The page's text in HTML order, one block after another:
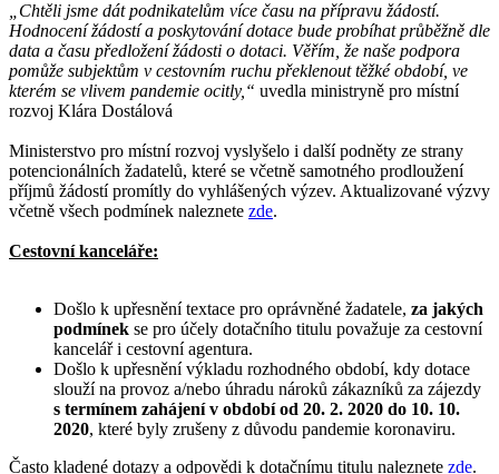
„Chtěli jsme dát podnikatelům více času na přípravu žádostí.
Hodnocení žádostí a poskytování dotace bude probíhat průběžně dle
data a času předložení žádosti o dotaci. Věřím, že naše podpora
pomůže subjektům v cestovním ruchu překlenout těžké období, ve
kterém se vlivem pandemie ocitly,“ uvedla ministryně pro místní
rozvoj Klára Dostálová
Ministerstvo pro místní rozvoj vyslyšelo i další podněty ze strany
potencionálních žadatelů, které se včetně samotného prodloužení
příjmů žádostí promítly do vyhlášených výzev. Aktualizované výzvy
včetně všech podmínek naleznete zde.
Cestovní kanceláře:
Došlo k upřesnění textace pro oprávněné žadatele, za jakých
podmínek se pro účely dotačního titulu považuje za cestovní
kancelář i cestovní agentura.
Došlo k upřesnění výkladu rozhodného období, kdy dotace
slouží na provoz a/nebo úhradu nároků zákazníků za zájezdy
s termínem zahájení v období od 20. 2. 2020 do 10. 10.
2020, které byly zrušeny z důvodu pandemie koronaviru.
Často kladené dotazy a odpovědi k dotačnímu titulu naleznete zde.